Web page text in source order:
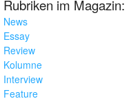
Rubriken im Magazin:
News
Essay
Review
Kolumne
Interview
Feature